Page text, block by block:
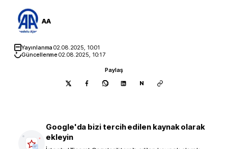
AA
Yayınlanma02.08.2025, 10:01
Güncellenme02.08.2025, 10:17
Paylaş
N
Google'da bizi tercih edilen kaynak olarak
ekleyin